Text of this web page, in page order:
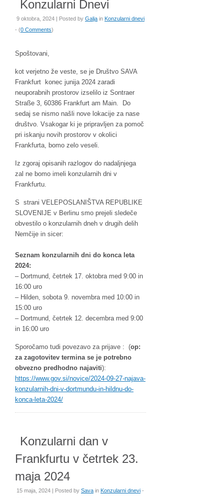
Konzularni Dnevi
9 oktobra, 2024 | Posted by Galja in Konzularni dnevi
- (0 Comments)
Spoštovani,
kot verjetno že veste, se je Društvo SAVA
Frankfurt konec junija 2024 zaradi
neuporabnih prostorov izselilo iz Sontraer
Straße 3, 60386 Frankfurt am Main. Do
sedaj se nismo našli nove lokacije za nase
društvo. Vsakogar ki je pripravljen za pomoč
pri iskanju novih prostorov v okolici
Frankfurta, bomo zelo veseli.
Iz zgoraj opisanih razlogov do nadaljnjega
zal ne bomo imeli konzularnih dni v
Frankfurtu.
S strani VELEPOSLANIŠTVA REPUBLIKE
SLOVENIJE v Berlinu smo prejeli sledeče
obvestilo o konzularnih dneh v drugih delih
Nemčije in sicer:
Seznam konzularnih dni do konca leta
2024:
– Dortmund, četrtek 17. oktobra med 9:00 in
16:00 uro
– Hilden, sobota 9. novembra med 10:00 in
15:00 uro
– Dortmund, četrtek 12. decembra med 9:00
in 16:00 uro
Sporočamo tudi povezavo za prijave : (op:
za zagotovitev termina se je potrebno
obvezno predhodno najaviti):
https://www.gov.si/novice/2024-09-27-najava-
konzularnih-dni-v-dortmundu-in-hildnu-do-
konca-leta-2024/
Konzularni dan v
Frankfurtu v četrtek 23.
maja 2024
15 maja, 2024 | Posted by Sava in Konzularni dnevi -